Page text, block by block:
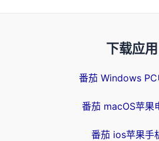
下载应用
番茄 Windows PC
番茄 macOS苹果
番茄 ios苹果手